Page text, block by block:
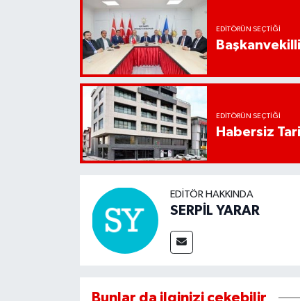
EDITÖRÜN SEÇTIĞI
EDITÖRÜN SEÇTIĞI
Habersiz
EDITÖR HAKKINDA
SERPİL YARAR